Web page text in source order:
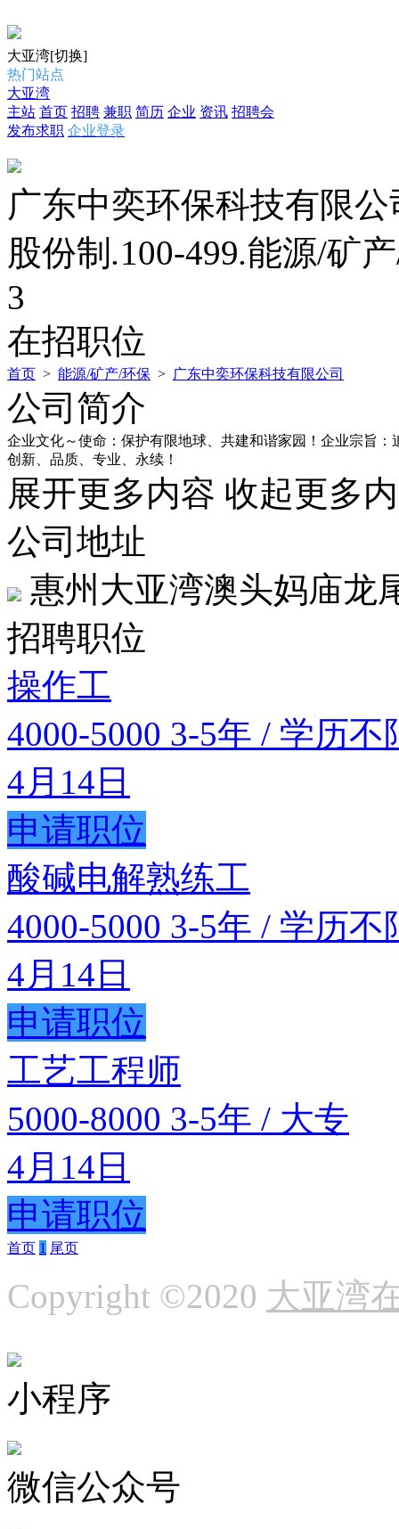
大亚湾[切换]
热门站点
大亚湾
主站 首页 招聘 兼职 简历 企业 资讯 招聘会
发布求职 企业登录
广东中奕环保科技有限公
股份制 .100-499.能源/矿
3
在招职位
首页 > 能源/矿产/环保 > 广东中奕环保科技有限公司
公司简介
企业文化～使命：保护有限地球、共建和谐家园！企业宗旨
创新、品质、专业、永续！
展开更多内容 收起更多
公司地址
惠州大亚湾澳头妈庙龙
招聘职位
操作工
4000-5000 3-5年 / 学历不
4月14日
申请职位
酸碱电解熟练工
4000-5000 3-5年 / 学历不
4月14日
申请职位
工艺工程师
5000-8000 3-5年 / 大专
4月14日
申请职位
首页 1 尾页
Copyright ©2020 大亚湾
小程序
微信公众号